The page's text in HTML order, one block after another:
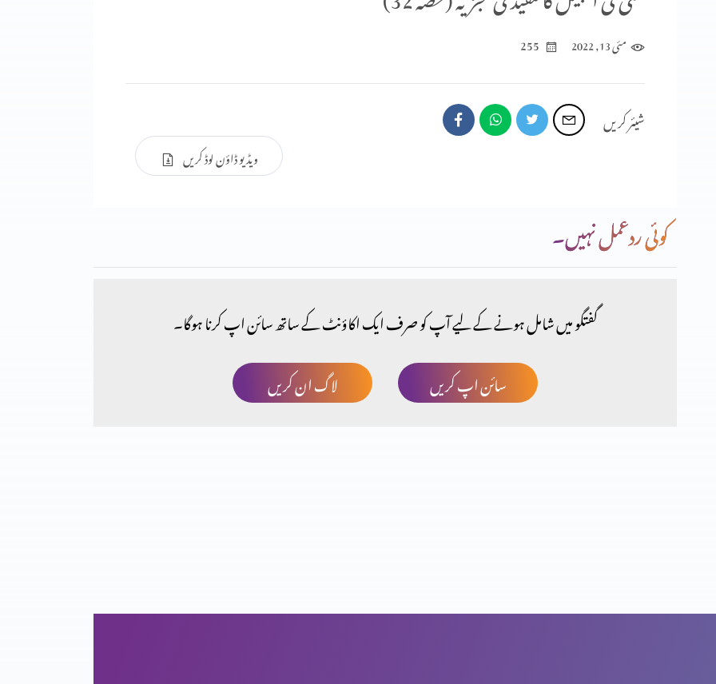
مئی 13, 2022 255
شیئر کریں
ویڈیو ڈاؤن لوڈ کریں
کوئی ردعمل نہیں۔
گفتگو میں شامل ہونے کے لیے آپ کو صرف ایک اکاؤنٹ کے ساتھ سائن اپ کرنا ہوگا۔
لاگ ان کریں
سائن اپ کریں